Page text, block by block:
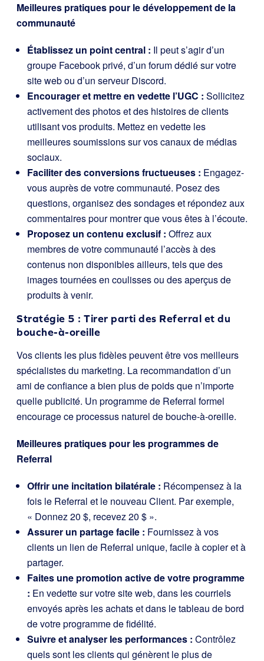
Meilleures pratiques pour le développement de la
communauté
Établissez un point central : Il peut s’agir d’un
groupe Facebook privé, d’un forum dédié sur votre
site web ou d’un serveur Discord.
Encourager et mettre en vedette l’UGC : Sollicitez
activement des photos et des histoires de clients
utilisant vos produits. Mettez en vedette les
meilleures soumissions sur vos canaux de médias
sociaux.
Faciliter des conversions fructueuses : Engagez-
vous auprès de votre communauté. Posez des
questions, organisez des sondages et répondez aux
commentaires pour montrer que vous êtes à l’écoute.
Proposez un contenu exclusif : Offrez aux
membres de votre communauté l’accès à des
contenus non disponibles ailleurs, tels que des
images tournées en coulisses ou des aperçus de
produits à venir.
Stratégie 5 : Tirer parti des Referral et du
bouche-à-oreille
Vos clients les plus fidèles peuvent être vos meilleurs
spécialistes du marketing. La recommandation d’un
ami de confiance a bien plus de poids que n’importe
quelle publicité. Un programme de Referral formel
encourage ce processus naturel de bouche-à-oreille.
Meilleures pratiques pour les programmes de
Referral
Offrir une incitation bilatérale : Récompensez à la
fois le Referral et le nouveau Client. Par exemple,
« Donnez 20 $, recevez 20 $ ».
Assurer un partage facile : Fournissez à vos
clients un lien de Referral unique, facile à copier et à
partager.
Faites une promotion active de votre programme
: En vedette sur votre site web, dans les courriels
envoyés après les achats et dans le tableau de bord
de votre programme de fidélité.
Suivre et analyser les performances : Contrôlez
quels sont les clients qui génèrent le plus de